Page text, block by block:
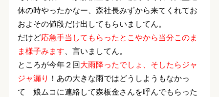
休の時やったかなー、森社長みずから来てくれてお
およその値段だけ出してもらいましてん。
だけど応急手当してもらったとこやから当分このま
ま様子みます 、言いましてん。
ところが今年２回 大雨降ったでしょ、そしたらジャ
ジャ漏り
！あの大きな雨ではどうしようもなかっ
て 娘ムコに連絡して森板金さんを呼んでもらった